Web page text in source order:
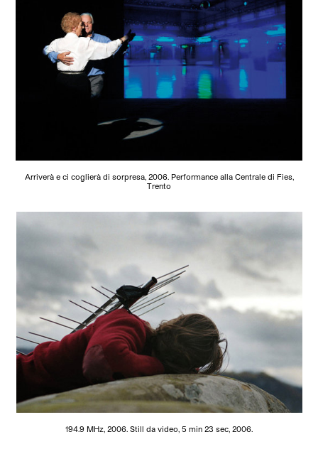
Arriverà e ci coglierà di sorpresa, 2006. Performance alla Centrale di Fies,
Trento
194.9 MHz, 2006. Still da video, 5 min 23 sec, 2006.